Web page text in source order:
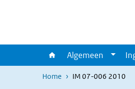
Algemeen
Home IM 07-006 2010